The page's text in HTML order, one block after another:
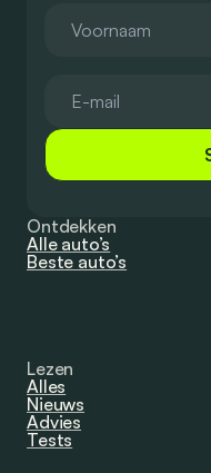
Ontdekken
Alle auto’s
Beste auto’s
Lezen
Alles
Nieuws
Advies
Tests